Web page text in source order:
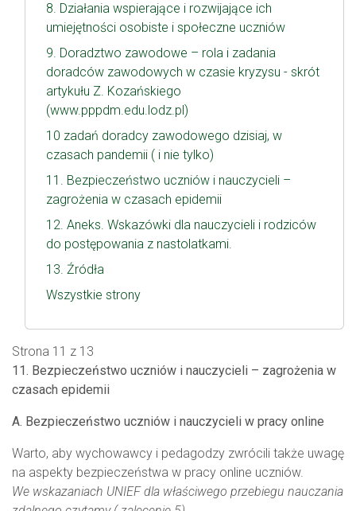
8. Działania wspierające i rozwijające ich
umiejętności osobiste i społeczne uczniów
9. Doradztwo zawodowe – rola i zadania
doradców zawodowych w czasie kryzysu - skrót
artykułu Z. Kozańskiego
(www.pppdm.edu.lodz.pl)
10 zadań doradcy zawodowego dzisiaj, w
czasach pandemii ( i nie tylko)
11. Bezpieczeństwo uczniów i nauczycieli –
zagrożenia w czasach epidemii
12. Aneks. Wskazówki dla nauczycieli i rodziców
do postępowania z nastolatkami.
13. Źródła
Wszystkie strony
Strona 11 z 13
11. Bezpieczeństwo uczniów i nauczycieli – zagrożenia w
czasach epidemii
A. Bezpieczeństwo uczniów i nauczycieli w pracy online
Warto, aby wychowawcy i pedagodzy zwrócili także uwagę
na aspekty bezpieczeństwa w pracy online uczniów.
We wskazaniach UNIEF dla właściwego przebiegu nauczania